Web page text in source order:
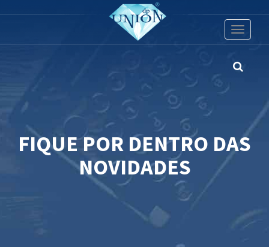
Toggle
FIQUE POR DENTRO DAS
NOVIDADES